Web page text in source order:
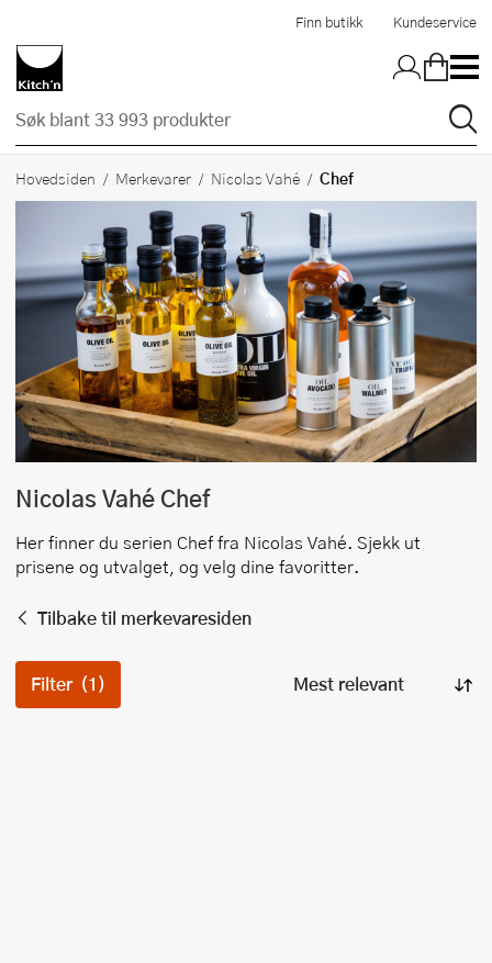
Finn butikk Kundeservice
Hovedsiden Merkevarer Nicolas Vahé Chef
Nicolas VahéChef
Her finner du serien Cheffra Nicolas Vahé. Sjekk ut
prisene og utvalget, og velg dine favoritter.
Tilbake til merkevaresiden
Filter (1)